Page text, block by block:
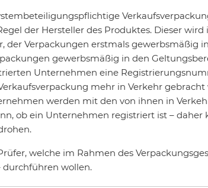
der Hersteller des Produktes. Dieser wird
der Verpackungen erstmals gewerbsmäßig
gewerbsmäßig in den
Unternehmen eine
mehr in Verkehr gebracht
werden mit den von ihnen in
ob ein Unternehmen registriert ist – daher
welche im Rahmen des
durchführen wollen.